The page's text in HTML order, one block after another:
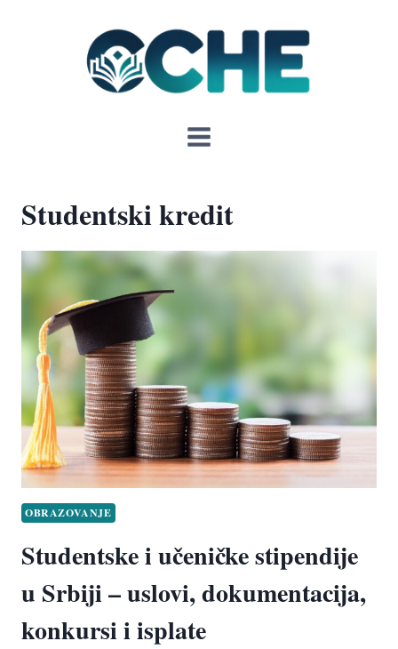
Studentski kredit
OBRAZOVANJE
Studentske i učeničke stipendije
u Srbiji – uslovi, dokumentacija,
konkursi i isplate